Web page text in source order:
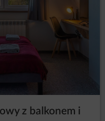
w dniu przyjazdu do
ile nie ustalono inaczej.
dokumentu tożsamości
z balkonem i